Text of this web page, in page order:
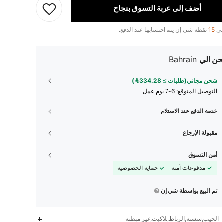
أضف إلى عربة التسوق بنجاح
15 نقطة شي إن يتم احتسابها عند الدفع.
الي Bahrain
شحن مجاني(طلبات ≥ 334.28)
التوصيل المتوقع: 6-7 يوم عمل
خدمة الدفع عند الاستلام
مقبولة الإرجاع
أمن التسوق
مدفوعات آمنة
حماية الخصوصية
تم البيع بواسطة شي إن
الجيب,سستة,الرباط,بلاكيت,غير مبطنة